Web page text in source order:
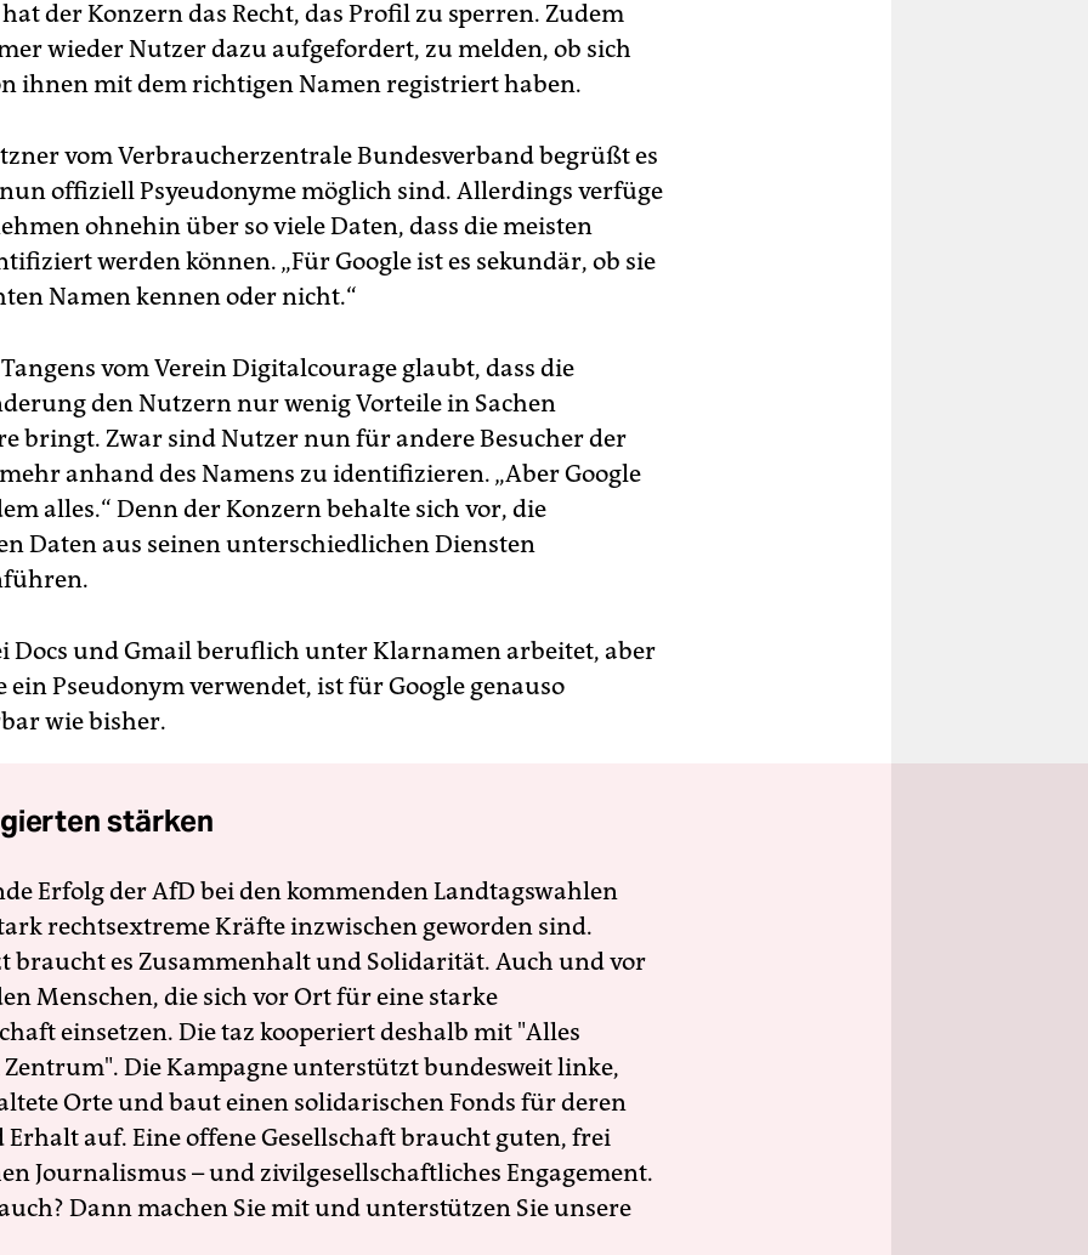
der Konzern das Recht, das Profil zu sperren. Zudem
wieder Nutzer dazu aufgefordert, zu melden, ob sich
ihnen mit dem richtigen Namen registriert haben.
vom Verbraucherzentrale Bundesverband begrüßt es
offiziell Psyeudonyme möglich sind. Allerdings verfüge
ohnehin über so viele Daten, dass die meisten
werden können. „Für Google ist es sekundär, ob sie
Namen kennen oder nicht.“
vom Verein Digitalcourage glaubt, dass die
den Nutzern nur wenig Vorteile in Sachen
bringt. Zwar sind Nutzer nun für andere Besucher der
anhand des Namens zu identifizieren. „Aber Google
alles.“ Denn der Konzern behalte sich vor, die
Daten aus seinen unterschiedlichen Diensten
Docs und Gmail beruflich unter Klarnamen arbeitet, aber
ein Pseudonym verwendet, ist für Google genauso
wie bisher.
stärken
Erfolg der AfD bei den kommenden Landtagswahlen
rechtsextreme Kräfte inzwischen geworden sind.
braucht es Zusammenhalt und Solidarität. Auch und vor
Menschen, die sich vor Ort für eine starke
einsetzen. Die taz kooperiert deshalb mit "Alles
Die Kampagne unterstützt bundesweit linke,
Orte und baut einen solidarischen Fonds für deren
Erhalt auf. Eine offene Gesellschaft braucht guten, frei
Journalismus – und zivilgesellschaftliches Engagement.
Dann machen Sie mit und unterstützen Sie unsere